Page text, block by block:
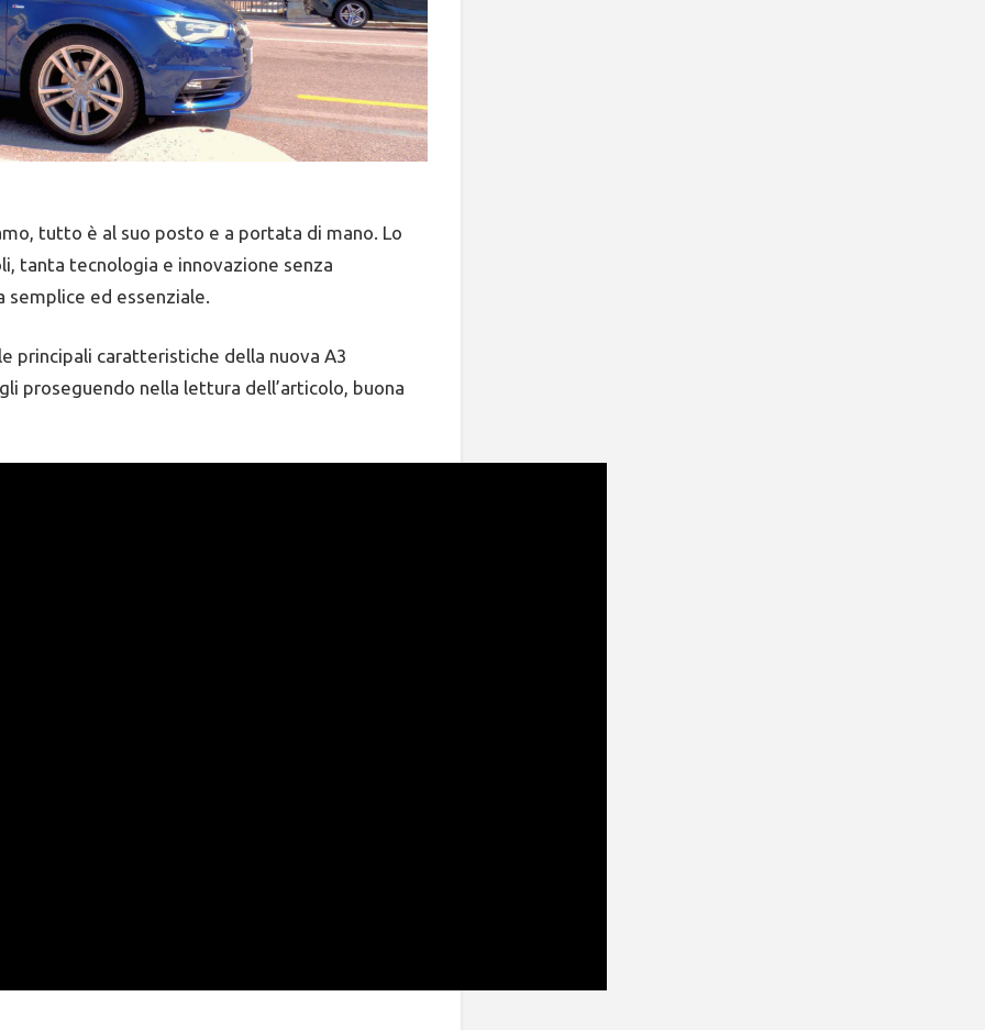
tutto è al suo posto e a portata di mano. Lo
tanta tecnologia e innovazione senza
semplice ed essenziale.
principali caratteristiche della nuova A3
proseguendo nella lettura dell’articolo, buona